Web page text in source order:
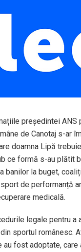
președintei
de Canotaj s-ar
doamna Lipă
ce formă s-au plătit
banilor la buget,
de performanță
medicală.
legale pentru
sportul românesc.
fost adoptate,